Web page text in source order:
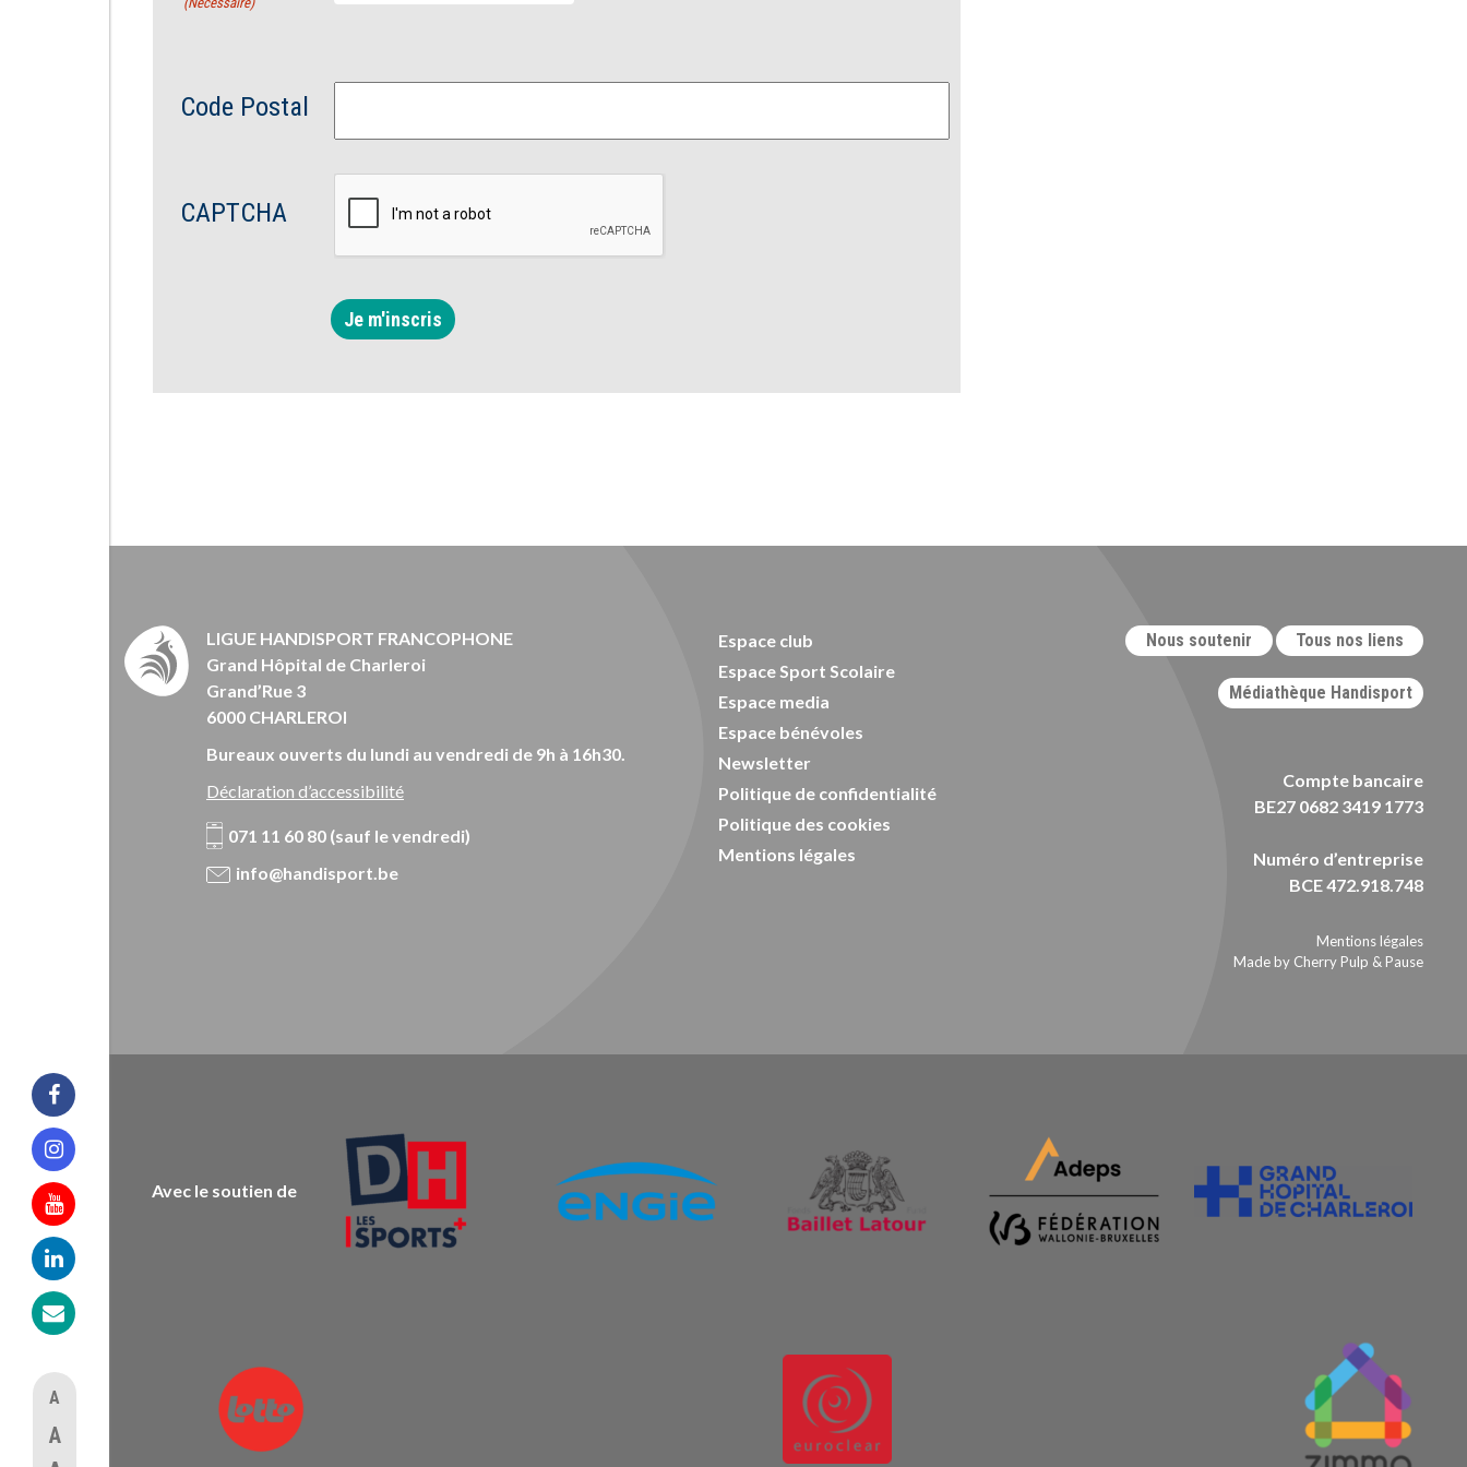
Facebook
Instagram
Youtube
Linkedin
A
A
Code Postal
CAPTCHA
Je m'inscris
LIGUE HANDISPORT FRANCOPHONE
Grand Hôpital de Charleroi
Grand’Rue 3
6000 CHARLEROI
Bureaux ouverts du lundi au vendredi de 9h à 16h30.
Déclaration d’accessibilité
071 11 60 80 (sauf le vendredi)
info@handisport.be
Espace club
Espace Sport Scolaire
Espace media
Espace bénévoles
Newsletter
Politique de confidentialité
Politique des cookies
Mentions légales
Nous soutenir Tous nos liens
Médiathèque Handisport
Compte bancaire
BE27 0682 3419 1773
Numéro d’entreprise
BCE 472.918.748
Mentions légales
Made by Cherry Pulp & Pause
Avec le soutien de